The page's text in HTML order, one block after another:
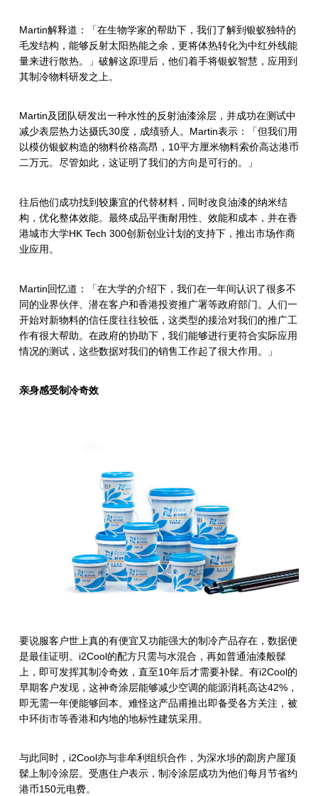
Martin解释道：「在生物学家的帮助下，我们了解到银蚁独特的
毛发结构，能够反射太阳热能之余，更将体热转化为中红外线能
量来进行散热。」破解这原理后，他们着手将银蚁智慧，应用到
其制冷物料研发之上。
Martin及团队研发出一种水性的反射油漆涂层，并成功在测试中
减少表层热力达摄氏30度，成绩骄人。 Martin表示：「但我们用
以模仿银蚁构造的物料价格高昂， 10平方厘米物料索价高达港币
二万元。尽管如此，这证明了我们的方向是可行的。」
往后他们成功找到较廉宜的代替材料，同时改良油漆的纳米结
构，优化整体效能。最终成品平衡耐用性、效能和成本，并在香
港城市大学HK Tech 300创新创业计划的支持下，推出市场作商
业应用。
Martin回忆道：「在大学的介绍下，我们在一年间认识了很多不
同的业界伙伴、潜在客户和香港投资推广署等政府部门。人们一
开始对新物料的信任度往往较低，这类型的接洽对我们的推广工
作有很大帮助。在政府的协助下，我们能够进行更符合实际应用
情况的测试，这些数据对我们的销售工作起了很大作用。」
亲身感受制冷奇效
要说服客户世上真的有便宜又功能强大的制冷产品存在，数据便
是最佳证明。 i2Cool的配方只需与水混合，再如普通油漆般髹
上，即可发挥其制冷奇效，直至10年后才需要补髹。有i2Cool的
早期客户发现，这神奇涂层能够减少空调的能源消耗高达42%，
即无需一年便能够回本。难怪这产品甫推出即备受各方关注，被
中环街市等香港和内地的地标性建筑采用。
与此同时， i2Cool亦与非牟利组织合作，为深水埗的劏房户屋顶
髹上制冷涂层。受惠住户表示，制冷涂层成功为他们每月节省约
港币150元电费。